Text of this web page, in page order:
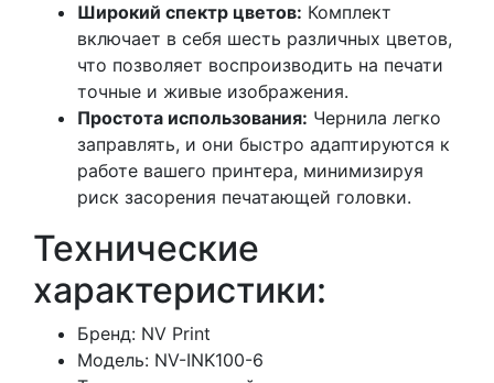
Широкий спектр цветов: Комплект
включает в себя шесть различных цветов,
что позволяет воспроизводить на печати
точные и живые изображения.
Простота использования: Чернила легко
заправлять, и они быстро адаптируются к
работе вашего принтера, минимизируя
риск засорения печатающей головки.
Технические
характеристики:
Бренд: NV Print
Модель: NV-INK100-6